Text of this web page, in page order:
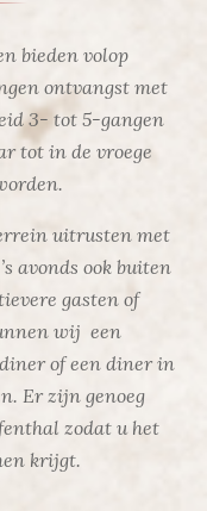
bieden volop
ontvangst met
3- tot 5-gangen
tot in de vroege
uitrusten met
avonds ook buiten
gasten of
wij een
of een diner in
Er zijn genoeg
zodat u het
krijgt.